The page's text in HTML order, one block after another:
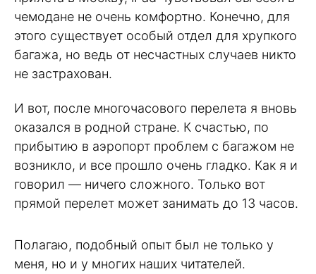
чемодане не очень комфортно. Конечно, для
этого существует особый отдел для хрупкого
багажа, но ведь от несчастных случаев никто
не застрахован.
И вот, после многочасового перелета я вновь
оказался в родной стране. К счастью, по
прибытию в аэропорт проблем с багажом не
возникло, и все прошло очень гладко. Как я и
говорил — ничего сложного. Только вот
прямой перелет может занимать до 13 часов.
Полагаю, подобный опыт был не только у
меня, но и у многих наших читателей.